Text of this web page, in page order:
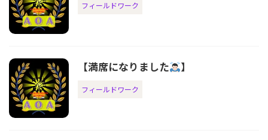
フィールドワーク
【満席になりました 】
フィールドワーク